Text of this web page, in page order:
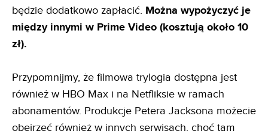
będzie dodatkowo zapłacić. Można wypożyczyć je
między innymi w Prime Video (kosztują około 10
zł).
Przypomnijmy, że filmowa trylogia dostępna jest
również w HBO Max i na Netfliksie w ramach
abonamentów. Produkcje Petera Jacksona możecie
obejrzeć również w innych serwisach, choć tam